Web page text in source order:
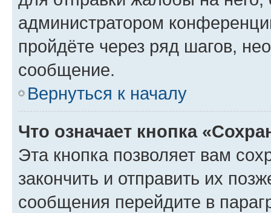
администратором
пройдёте через ряд шагов,
сообщение.
Вернуться к началу
Что означает кнопка
Эта кнопка позволяет вам
закончить и отправить их
сообщения перейдите в